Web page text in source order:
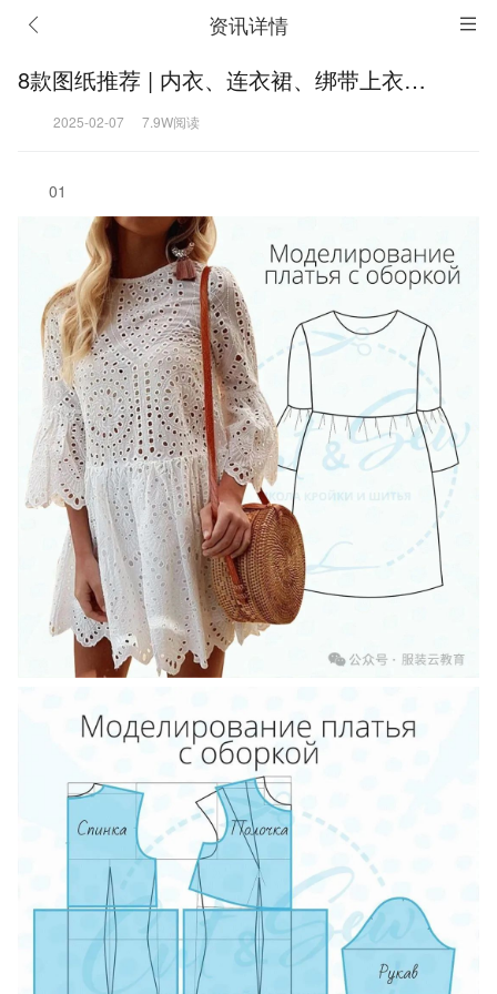
资讯详情
8款图纸推荐 | 内衣、连衣裙、绑带上衣…
2025-02-07 7.9W阅读
01